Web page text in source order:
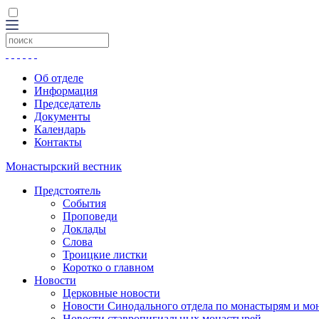
Об отделе
Информация
Председатель
Документы
Календарь
Контакты
Монастырский вестник
Предстоятель
События
Проповеди
Доклады
Слова
Троицкие листки
Коротко о главном
Новости
Церковные новости
Новости Синодального отдела по монастырям и